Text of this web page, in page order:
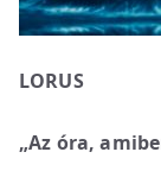
LORUS
„Az óra,